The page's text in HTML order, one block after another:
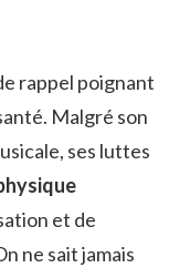
rappel poignant
Malgré son
ses luttes
et de
ne sait jamais